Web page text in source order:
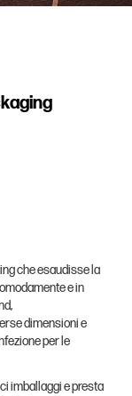
kaging
che esaudisse la
e in
dimensioni e
per le
imballaggi e presta